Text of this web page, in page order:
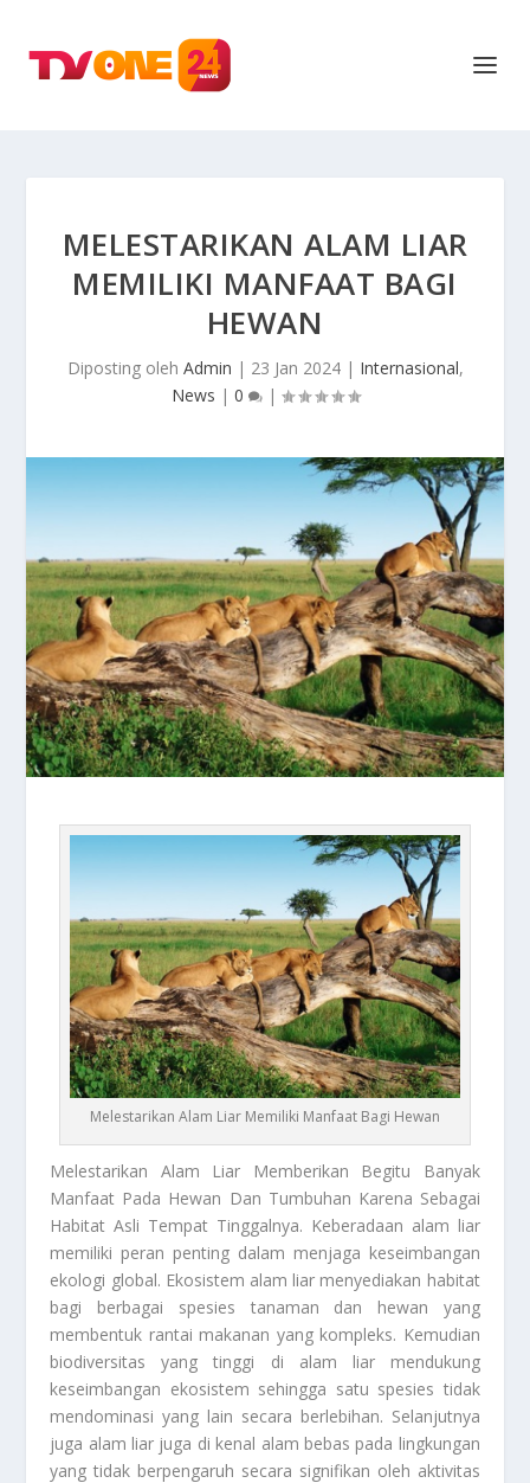
MELESTARIKAN ALAM LIAR
MEMILIKI MANFAAT BAGI
HEWAN
Diposting oleh Admin | 23 Jan 2024| Internasional,
News | 0 |
Melestarikan Alam Liar Memiliki Manfaat Bagi Hewan
Melestarikan Alam Liar Memberikan Begitu Banyak
Manfaat Pada Hewan Dan Tumbuhan Karena Sebagai
Habitat Asli Tempat Tinggalnya. Keberadaan alam liar
memiliki peran penting dalam menjaga keseimbangan
ekologi global. Ekosistem alam liar menyediakan habitat
bagi berbagai spesies tanaman dan hewan yang
membentuk rantai makanan yang kompleks. Kemudian
biodiversitas yang tinggi di alam liar mendukung
keseimbangan ekosistem sehingga satu spesies tidak
mendominasi yang lain secara berlebihan. Selanjutnya
juga alam liar juga di kenal alam bebas pada lingkungan
yang tidak berpengaruh secara signifikan oleh aktivitas